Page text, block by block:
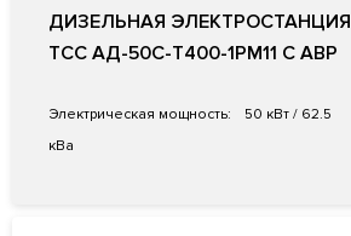
ДИЗЕЛЬНАЯ ЭЛЕКТРОСТАНЦИЯ
ТСС АД-50С-Т400-1РМ11 С АВР
Электрическая мощность:
50 кВт / 62.5
кВа